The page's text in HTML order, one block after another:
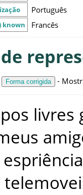
Português
known Francês
Forma corrigida -
livres